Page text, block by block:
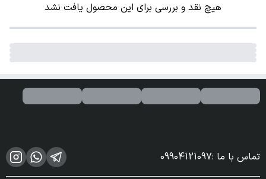
هیچ نقد و بررسی برای این محصول یافت نشد
تماس با ما :
09904121097